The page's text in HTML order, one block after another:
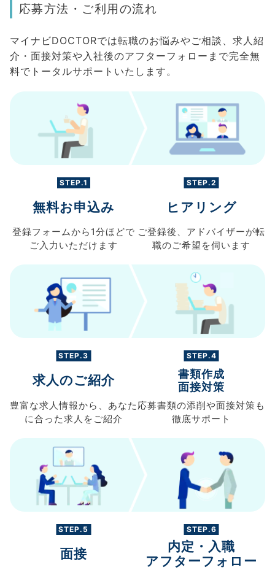
応募方法・ご利用の流れ
マイナビDOCTORでは転職のお悩みやご相談、求人紹
介・面接対策や入社後のアフターフォローまで完全無
料でトータルサポートいたします。
STEP.1
無料お申込み
登録フォームから 1分ほどで
ご入力 いただけます
STEP.2
ヒアリング
ご登録後、 アドバイザーが転
職のご希望を伺います
STEP.3
求人のご紹介
豊富な求人情報から、 あなた
に合った求人を ご紹介
STEP.4
書類作成
面接対策
応募書類の添削や面接対策も
徹底サポート
STEP.5
面接
STEP.6
内定・入職
アフターフォロー